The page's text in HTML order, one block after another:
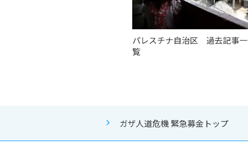
パレスチナ自治区 過去記事一
覧
ガザ人道危機 緊急募金トップ